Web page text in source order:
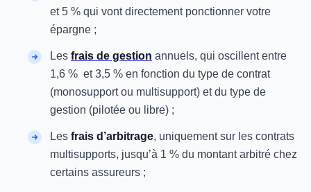
et 5 % qui vont directement ponctionner votre
épargne ;
Les frais de gestion annuels, qui oscillent entre
1,6 % et 3,5 % en fonction du type de contrat
(monosupport ou multisupport) et du type de
gestion (pilotée ou libre) ;
Les frais d’arbitrage, uniquement sur les contrats
multisupports, jusqu’à 1 % du montant arbitré chez
certains assureurs ;